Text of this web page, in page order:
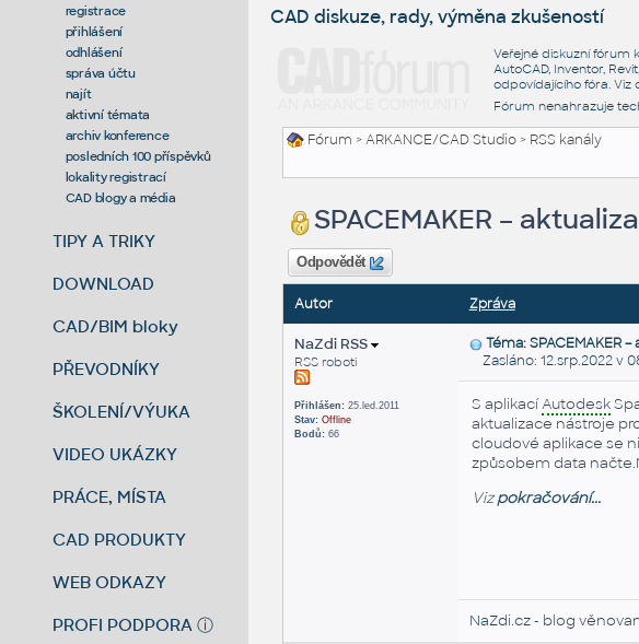
registrace
přihlášení
odhlášení
správa účtu
najít
aktivní témata
archiv konference
posledních 100 příspěvků
lokality registrací
CAD blogy a média
TIPY A TRIKY
DOWNLOAD
CAD/BIM bloky
PŘEVODNÍKY
ŠKOLENÍ/VÝUKA
VIDEO UKÁZKY
PRÁCE, MÍSTA
CAD PRODUKTY
WEB ODKAZY
PROFI PODPORA ⓘ
CAD diskuze, rady, výměna zkušeností
Veřejné diskuzní fórum
AutoCAD, Inventor,
odpovídajícího fóra. Viz
Fórum nenahrazuje
Fórum >ARKANCE/CAD Studio> RSS kanály
SPACEMAKER –
Odpovědět
Autor Zpráva
NaZdi RSS
RSS roboti
Přihlášen:25.led.2011
Stav: Offline
Bodů:66
Téma: SPACEMAKER
Zasláno: 12.srp.2022 v
S aplikacíAutodesk
aktualizace nástroje
cloudové aplikace se
způsobem data
Vizpokračování...
NaZdi.cz- blog